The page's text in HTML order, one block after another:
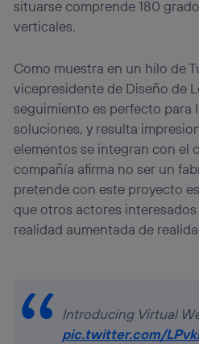
situarse comprende 180
verticales.
Como muestra en un hilo de
vicepresidente de Diseño de
seguimiento es perfecto para
soluciones, y resulta
elementos se integran con el
compañía afirma no ser un
pretende con este proyecto
que otros actores
realidad aumentada de
Introducing Virtual
pic.twitter.com/